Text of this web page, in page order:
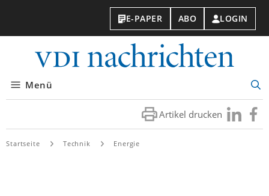
E-PAPER ABO LOGIN
Menü
Artikel drucken Besuchen
Sie
Sie
Startseite Technik Energie